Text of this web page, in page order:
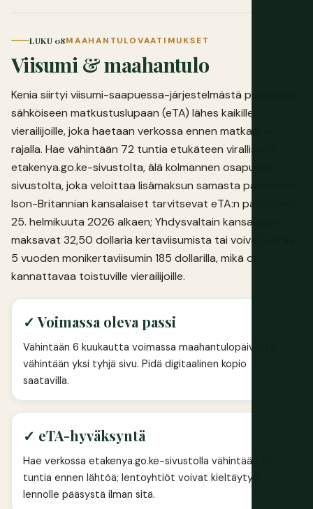
LUKU 08MAAHANTULOVAATIMUKSET
Viisumi & maahantulo
Kenia siirtyi viisumi-saapuessa-järjestelmästä pakolliseen
sähköiseen matkustuslupaan (eTA) lähes kaikille
vierailijoille, joka haetaan verkossa ennen matkaa, ei
rajalla. Hae vähintään 72 tuntia etukäteen viralliselta
etakenya.go.ke-sivustolta, älä kolmannen osapuolen
sivustolta, joka veloittaa lisämaksun samasta palvelusta.
Ison-Britannian kansalaiset tarvitsevat eTA:n pakollisesti
25. helmikuuta 2026 alkaen; Yhdysvaltain kansalaiset
maksavat 32,50 dollaria kertaviisumista tai voivat ostaa
5 vuoden monikertaviisumin 185 dollarilla, mikä on
kannattavaa toistuville vierailijoille.
✓ Voimassa oleva passi
Vähintään 6 kuukautta voimassa maahantulopäivästä,
vähintään yksi tyhjä sivu. Pidä digitaalinen kopio
saatavilla.
✓ eTA-hyväksyntä
Hae verkossa etakenya.go.ke-sivustolla vähintään 72
tuntia ennen lähtöä; lentoyhtiöt voivat kieltäytyä
lennolle pääsystä ilman sitä.